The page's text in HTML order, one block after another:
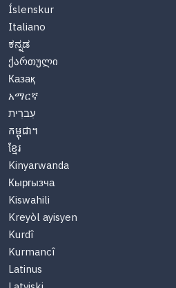
Íslenskur
Italiano
ಕನ್ನಡ
ქართული
Казақ
አማርኛ
עִברִית
កម្ពុជា។
ខ្មែរ
Kinyarwanda
Кыргызча
Kiswahili
Kreyòl ayisyen
Kurdî
Kurmancî
Latinus